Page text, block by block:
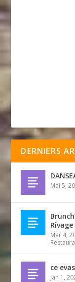
DERNIERS
Mai 5,
Rivage
Mar 4,
ce
Jan 1,